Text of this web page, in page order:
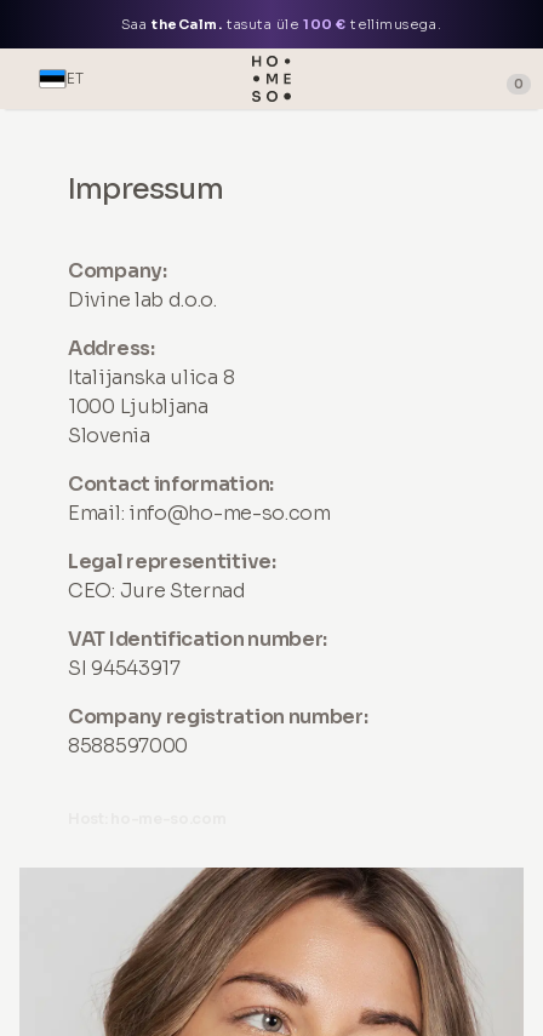
SaatheCalm. tasuta üle100 € tellimusega.
ET 0
Impressum
Company:
Divine lab d.o.o.
Address:
Italijanska ulica 8
1000 Ljubljana
Slovenia
Contact information:
Email: info@ho-me-so.com
Legal representitive:
CEO: Jure Sternad
VAT Identification number:
SI 94543917
Company registration number:
8588597000